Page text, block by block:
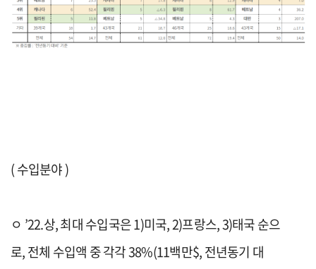
(수입분야)
ㅇ ’22.상,최대 수입국은1)미국,2)프랑스,3)태국 순으
로,전체 수입액 중각각38%(11백만$,전년동기 대